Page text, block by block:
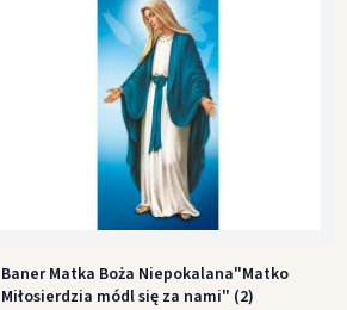
Baner Matka Boża Niepokalana"Matko
Miłosierdzia módl się za nami" (2)